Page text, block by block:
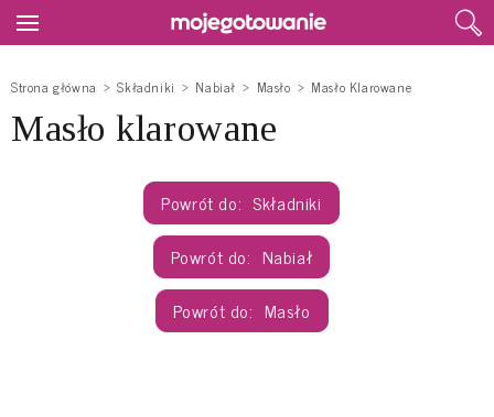
Strona główna Składniki Nabiał Masło Masło Klarowane
Masło klarowane
Składniki
Nabiał
Masło